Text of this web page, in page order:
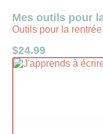
Mes outils pour
Outils pour la rentrée
$24.99